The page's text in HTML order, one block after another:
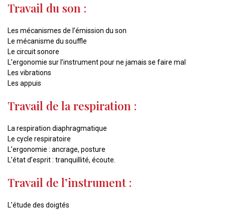
Travail du son :
Les mécanismes de l’émission du son
Le mécanisme du souffle
Le circuit sonore
L’ergonomie sur l’instrument pour ne jamais se faire mal
Les vibrations
Les appuis
Travail de la respiration :
La respiration diaphragmatique
Le cycle respiratoire
L’ergonomie : ancrage, posture
L’état d’esprit : tranquillité, écoute.
Travail de l’instrument :
L’étude des doigtés